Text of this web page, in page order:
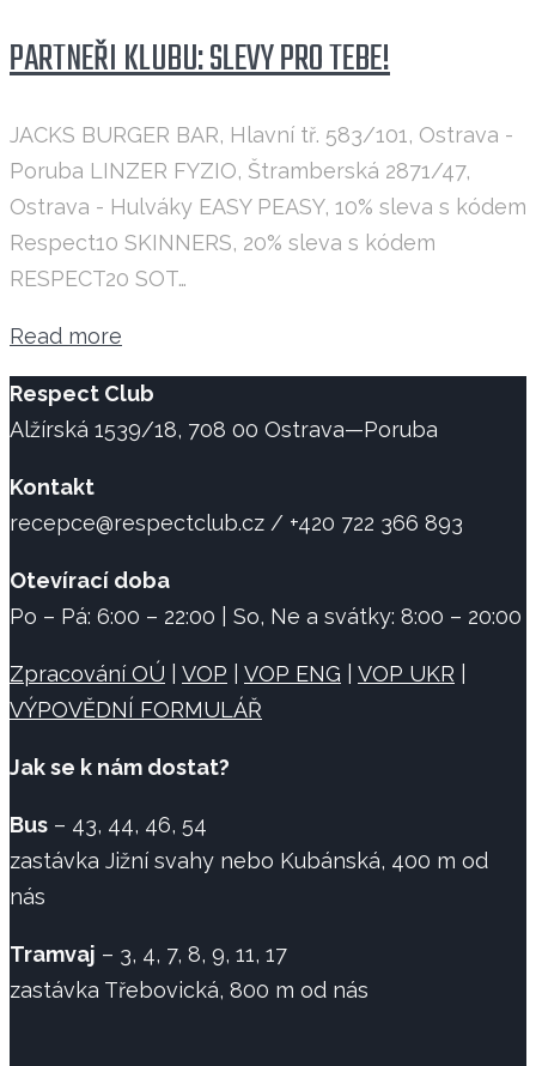
PARTNEŘI KLUBU: SLEVY PRO TEBE!
JACKS BURGER BAR, Hlavní tř. 583/101, Ostrava -
Poruba LINZER FYZIO, Štramberská 2871/47,
Ostrava - Hulváky EASY PEASY, 10% sleva s kódem
Respect10 SKINNERS, 20% sleva s kódem
RESPECT20 SOT…
Read more
Respect Club
Alžírská 1539/18, 708 00 Ostrava—Poruba
Kontakt
recepce@respectclub.cz / +420 722 366 893
Otevírací doba
Po – Pá: 6:00 – 22:00 | So, Ne a svátky: 8:00 – 20:00
Zpracování OÚ VOP VOP ENG VOP UKR
VÝPOVĚDNÍ FORMULÁŘ
Jak se k nám dostat?
Bus – 43, 44, 46, 54
zastávka Jižní svahy nebo Kubánská, 400 m od
nás
Tramvaj – 3, 4, 7, 8, 9, 11, 17
zastávka Třebovická, 800 m od nás